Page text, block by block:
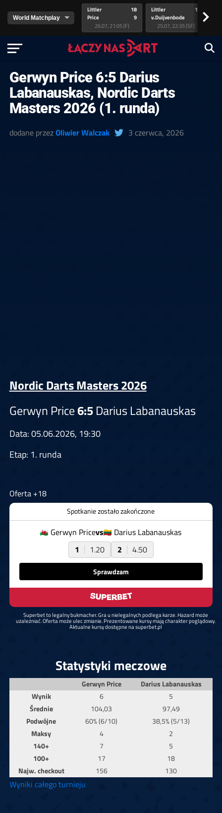
Littler
Price
18
9
26.07, 21:05 (F)
Littler
v.Duijvenbode
17
25.07, 22:35 (SF)
>
Gerwyn Price 6:5 Darius
Labanauskas, Nordic Darts
Masters 2026 (1. runda)
dodane przezOliwier Walczak 3 czerwca, 2026
Nordic Darts Masters 2026
Gerwyn Price6:5Darius Labanauskas
Data: 05.06.2026, 19:30
Etap: 1. runda
Oferta +18
Spotkanie zostało zakończone
Gerwyn Pricevs
Darius Labanauskas
1
1.20 2 4.50
Sprawdzam
Superbet to legalny bukmacher. Gra u nielegalnych podlega karze. Hazard może
uzależniać. Oferta może ulec zmianie. Prezentowane kursy mają charakter poglądowy.
Aktualne kursy dostępne na superbet.pl
Statystyki meczowe
Gerwyn Price
Darius Labanauskas
Wynik
6
5
Średnie
104,03
97,49
Podwójne
60% (6/10)
38,5% (5/13)
Maksy
4
2
140+
7
5
100+
17
18
Najw. checkout
156 130
Wyniki całego turnieju